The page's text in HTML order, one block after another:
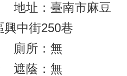
址：臺南市麻豆
興中街250巷
所：無
蔭：無